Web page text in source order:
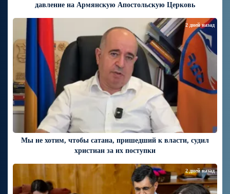
давление на Армянскую Апостольскую Церковь
Мы не хотим, чтобы сатана, пришедший к власти, судил
христиан за их поступки
2 дней назад
2 дней назад